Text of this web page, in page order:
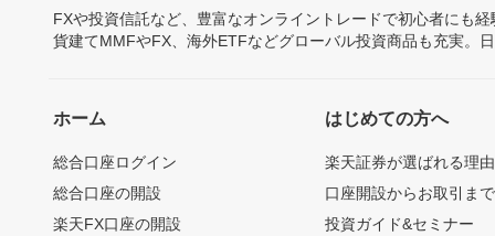
FXや投資信託など、豊富なオンライントレードで初心者にも
貨建てMMFやFX、海外ETFなどグローバル投資商品も充実。
ホーム
総合口座ログイン
総合口座の開設
楽天FX口座の開設
はじめての方へ
楽天証券が選ばれる理由
口座開設からお取引ま
投資ガイド&セミナー